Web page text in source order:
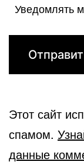
Уведомлять
Этот сайт
спамом.
данные